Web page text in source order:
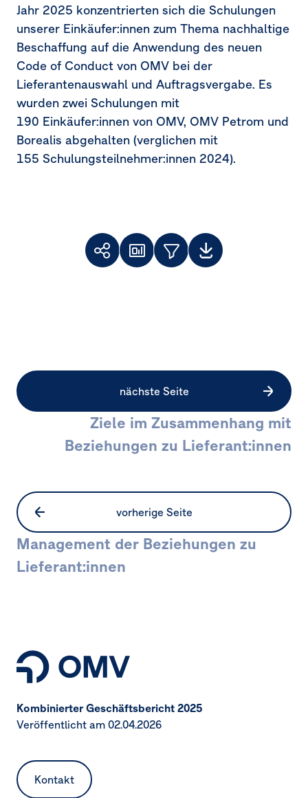
Jahr 2025 konzentrierten sich die Schulungen
unserer Einkäufer:innen zum Thema nachhaltige
Beschaffung auf die Anwendung des neuen
Code of Conduct von OMV bei der
Lieferantenauswahl und Auftragsvergabe. Es
wurden zwei Schulungen mit
190 Einkäufer:innen von OMV, OMV Petrom und
Borealis abgehalten (verglichen mit
155 Schulungsteilnehmer:innen 2024).
Weiterempfehlen
DashboardThemenfilter
Downloads
vorherige Seite
Management der Beziehungen zu
Lieferant:innen
nächste Seite
Ziele im Zusammenhang mit
Beziehungen zu Lieferant:innen
Kombinierter Geschäftsbericht 2025
Veröffentlicht am 02.04.2026
Kontakt